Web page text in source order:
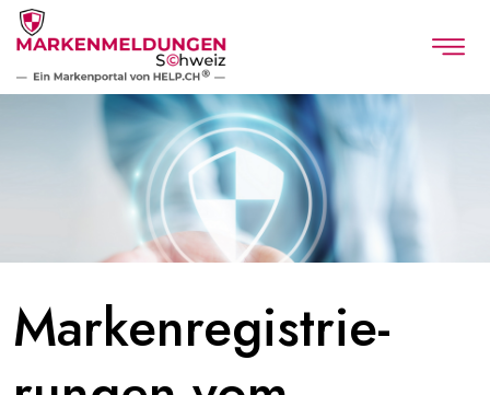
Marken­registrie­